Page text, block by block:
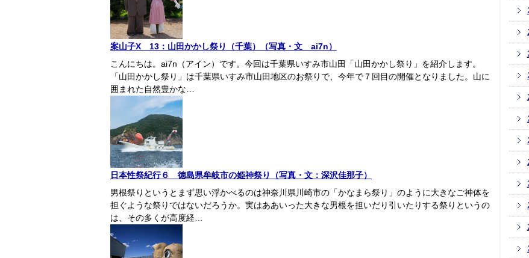
案山子X 13：山田かかし祭り（千葉）（写真・文 ai7n）
こんにちは。ai7n（アイン）です。今回は千葉県いすみ市山田「山田かかし祭り」を紹介します。
「山田かかし祭り」は千葉県いすみ市山田地区のお祭りで、今年で７回目の開催となりました。山に
囲まれた自然豊かな…
日本性祭紀行６ 徳島県牟岐市の姫神祭り（写真・文：深沢佳那子）
男根祭りというとまず思い浮かべるのは神奈川県川崎市の「かなまら祭り」のように大きなご神体を
担ぐような祭りではないだろうか。実はああいった大きな男根を担いだり引いたりする祭りというの
は、その多くが高度経…